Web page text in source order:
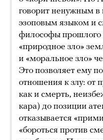
говорит ненужным в
эзоповым языком и
философы прошлого
«природное зло»
и «моральное зло»
Это позволяет ему
отношения к злу: от
как и смерть,
кара) до позиции
отказывается
«бороться против